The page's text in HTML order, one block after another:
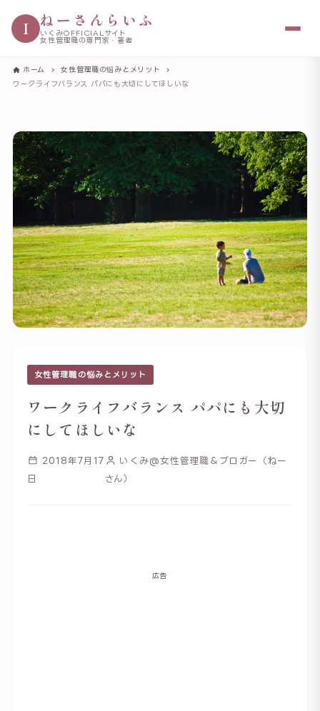
I ねーさんらいふ
いくみOFFICIALサイト
女性管理職の専門家・著者
ホーム
女性管理職の悩みとメリット
ワークライフバランス パパにも大切にしてほしいな
女性管理職の悩みとメリット
ワークライフバランス パパにも大切
にしてほしいな
2018年7月17
日
いくみ@女性管理職＆ブロガー（ねー
さん）
広告